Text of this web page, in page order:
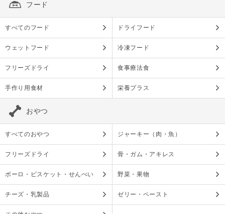
フード
すべてのフード ドライフード
ウェットフード 冷凍フード
フリーズドライ 食事療法食
手作り用食材 栄養プラス
おやつ
すべてのおやつ ジャーキー（肉・魚）
フリーズドライ 骨・ガム・アキレス
ボーロ・ビスケット・せんべい 野菜・果物
チーズ・乳製品 ゼリー・ペースト